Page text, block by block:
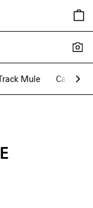
Mule Cagole